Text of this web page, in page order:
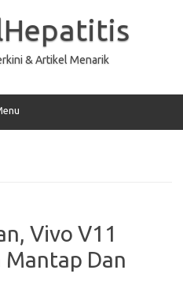
& Artikel Menarik
Vivo V11
Mantap Dan